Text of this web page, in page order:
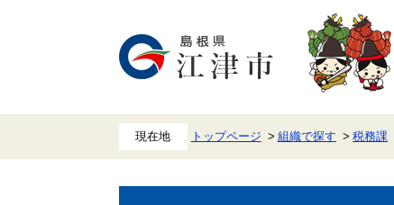
トップページ 組織で探す 税務課